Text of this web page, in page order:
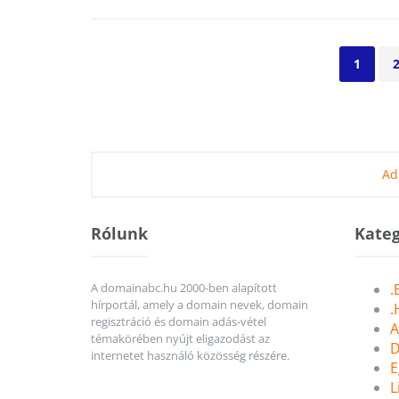
1 2
Rólunk
A domainabc.hu 2000-ben alapított
hírportál, amely a domain nevek, domain
regisztráció és domain adás-vétel
témakörében nyújt eligazodást az
internetet használó közösség részére.